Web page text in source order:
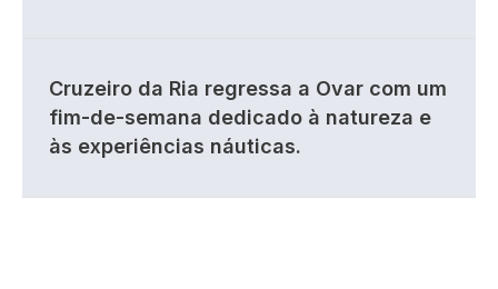
Cruzeiro da Ria regressa a Ovar com um
fim-de-semana dedicado à natureza e
às experiências náuticas.